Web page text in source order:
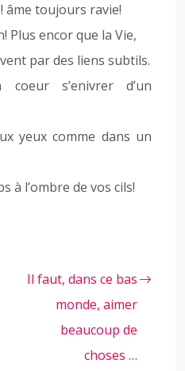
âme toujours ravie!
Plus encor que la Vie,
par des liens subtils.
coeur s’enivrer d’un
yeux comme dans un
à l’ombre de vos cils!
Il faut, dans ce bas
monde, aimer
beaucoup de
choses …